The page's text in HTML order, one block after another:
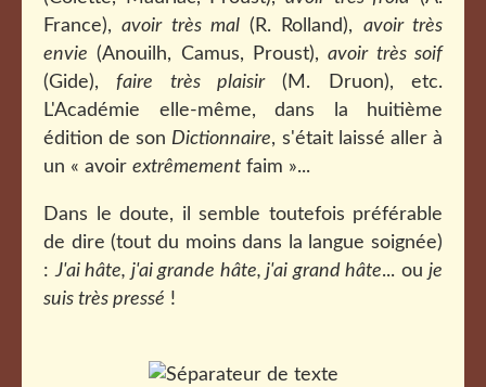
France),avoir très mal(R. Rolland), avoir très
envie (Anouilh, Camus, Proust),avoir très soif
(Gide),faire très plaisir(M. Druon), etc.
L'Académie elle-même, dans la huitième
édition de son Dictionnaire, s'était laissé aller à
un « avoir extrêmement faim »...
Dans le doute, il semble toutefois préférable
de dire (tout du moins dans la langue soignée)
:J'ai hâte, j'ai grande hâte, j'ai grand hâte... ou je
suis très pressé !